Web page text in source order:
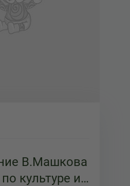
В.Машкова
культуре и